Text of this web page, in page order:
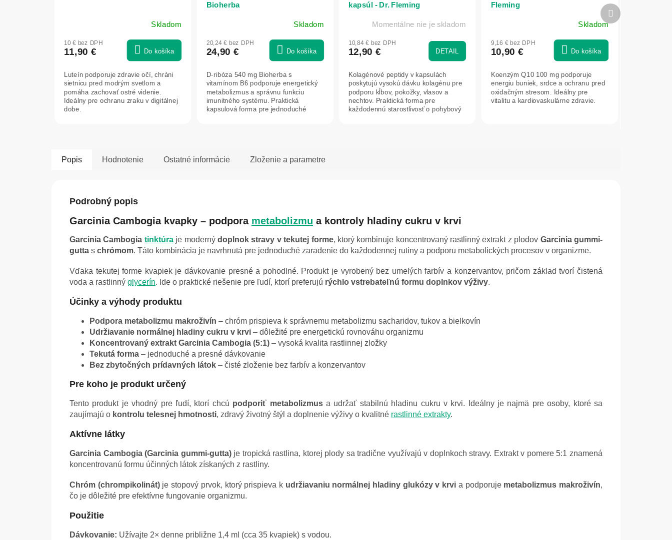
Skladom
10 € bez DPH
11,90 € Do košíka
Luteín podporuje zdravie očí, chráni
sietnicu pred modrým svetlom a
pomáha zachovať ostré videnie.
Ideálny pre ochranu zraku v digitálnej
dobe.
Bioherba
Skladom
20,24 € bez DPH
24,90 € Do košíka
D-ribóza 540 mg Bioherba s
vitamínom B6 podporuje energetický
metabolizmus a správnu funkciu
imunitného systému. Praktická
kapsulová forma pre jednoduché
kapsúl - Dr. Fleming
Momentálne nie je skladom
10,84 € bez DPH
12,90 € DETAIL
Kolagénové peptidy v kapsulách
poskytujú vysokú dávku kolagénu pre
podporu kĺbov, pokožky, vlasov a
nechtov. Praktická forma pre
každodennú starostlivosť o pohybový
Fleming
Skladom
9,16 € bez DPH
10,90 € Do košíka
Koenzým Q10 100 mg podporuje
energiu buniek, srdce a ochranu pred
oxidačným stresom. Ideálny pre
vitalitu a kardiovaskulárne zdravie.
Ďalší
produkt
Popis Hodnotenie Ostatné informácie Zloženie a parametre
Podrobný popis
Garcinia Cambogia kvapky – podpora metabolizmu a kontroly hladiny cukru v krvi
Garcinia Cambogia tinktúraje moderný doplnok stravy v tekutej forme, ktorý kombinuje koncentrovaný rastlinný extrakt z plodov Garcinia gummi-
gutta s chrómom. Táto kombinácia je navrhnutá pre jednoduché zaradenie do každodennej rutiny a podporu metabolických procesov v organizme.
Vďaka tekutej forme kvapiek je dávkovanie presné a pohodlné. Produkt je vyrobený bez umelých farbív a konzervantov, pričom základ tvorí čistená
voda a rastlinný glycerín. Ide o praktické riešenie pre ľudí, ktorí preferujú rýchlo vstrebateľnú formu doplnkov výživy.
Účinky a výhody produktu
Podpora metabolizmu makroživín – chróm prispieva k správnemu metabolizmu sacharidov, tukov a bielkovín
Udržiavanie normálnej hladiny cukru v krvi – dôležité pre energetickú rovnováhu organizmu
Koncentrovaný extrakt Garcinia Cambogia (5:1) – vysoká kvalita rastlinnej zložky
Tekutá forma – jednoduché a presné dávkovanie
Bez zbytočných prídavných látok – čisté zloženie bez farbív a konzervantov
Pre koho je produkt určený
Tento produkt je vhodný pre ľudí, ktorí chcú podporiť metabolizmusa udržať stabilnú hladinu cukru v krvi. Ideálny je najmä pre osoby, ktoré sa
zaujímajú o kontrolu telesnej hmotnosti, zdravý životný štýl a doplnenie výživy o kvalitné rastlinné extrakty.
Aktívne látky
Garcinia Cambogia (Garcinia gummi-gutta)je tropická rastlina, ktorej plody sa tradične využívajú v doplnkoch stravy. Extrakt v pomere 5:1 znamená
koncentrovanú formu účinných látok získaných z rastliny.
Chróm (chrompikolinát)je stopový prvok, ktorý prispieva k udržiavaniu normálnej hladiny glukózy v krvi a podporuje metabolizmus makroživín,
čo je dôležité pre efektívne fungovanie organizmu.
Použitie
Dávkovanie: Užívajte 2× denne približne 1,4 ml (cca 35 kvapiek) s vodou.